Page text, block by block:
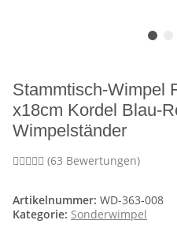
Stammtisch-Wimpel
x18cm Kordel Blau-
Wimpelständer
(63 Bewertungen)
Artikelnummer: WD-363-008
Kategorie: Sonderwimpel